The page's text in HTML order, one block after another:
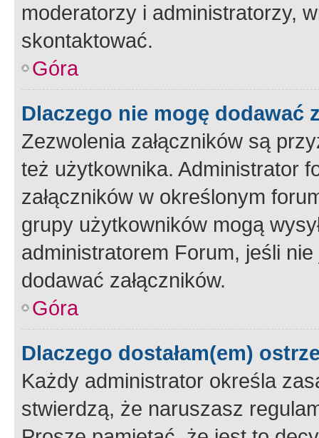
moderatorzy i administratorzy,
skontaktować.
Góra
Dlaczego nie mogę dodawać
Zezwolenia załączników są
też użytkownika. Administrator
załączników w określonym
grupy użytkowników mogą
administratorem Forum, jeśli
dodawać załączników.
Góra
Dlaczego dostałam(em)
Każdy administrator określa
stwierdzą, że naruszasz